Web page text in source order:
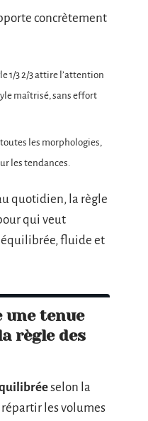
concrètement
1/3 2/3 attire l’attention
maîtrisé, sans effort
toutes les morphologies,
les tendances.
quotidien, la règle
qui veut
fluide et
une tenue
règle des
selon la
répartir les volumes